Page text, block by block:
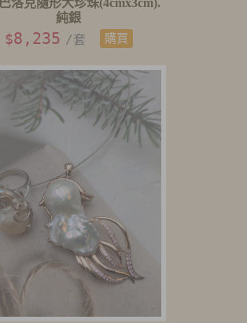
巴洛克隨形大珍珠(4cmx3cm).
純銀
$8,235 /套 購買